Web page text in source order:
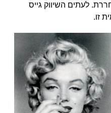
לעתים השיווק גייס
זו.